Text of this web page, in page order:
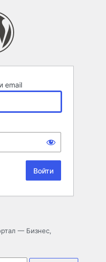
email
— Бизнес,